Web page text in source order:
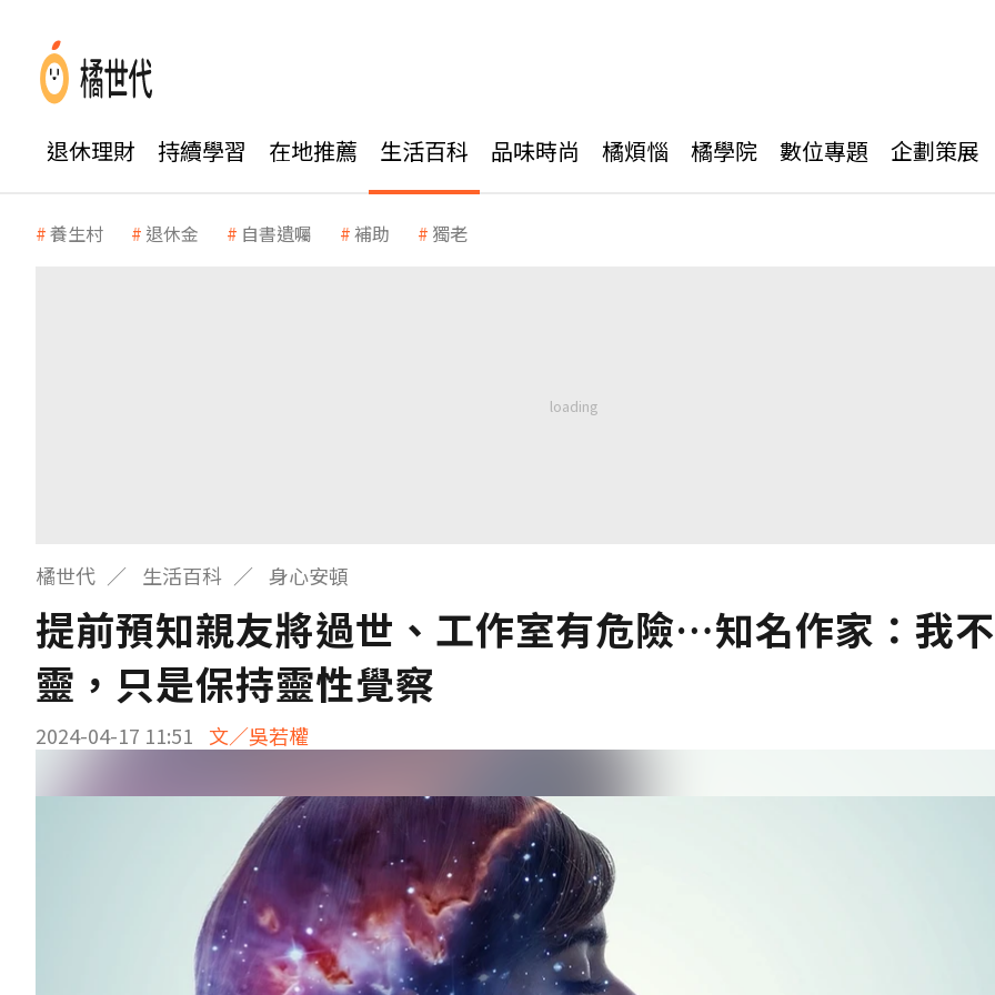
退休理財 持續學習 在地推薦 生活百科 品味時尚 橘煩惱 橘學院 數位專題 企劃策展
養生村 退休金 自書遺囑 補助 獨老
橘世代 生活百科 身心安頓
提前預知親友將過世、工作室有危險…知名作家：我
靈，只是保持靈性覺察
2024-04-17 11:51 文／吳若權